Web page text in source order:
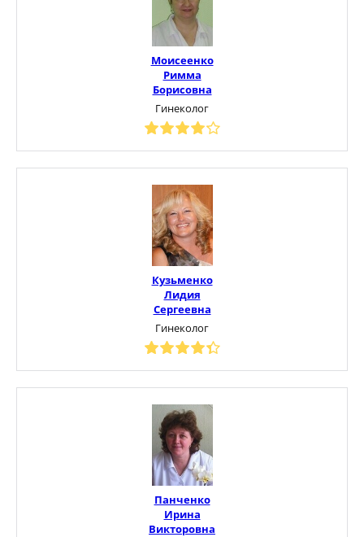
Моисеенко
Римма
Борисовна
Гинеколог
Кузьменко
Лидия
Сергеевна
Гинеколог
Панченко
Ирина
Викторовна